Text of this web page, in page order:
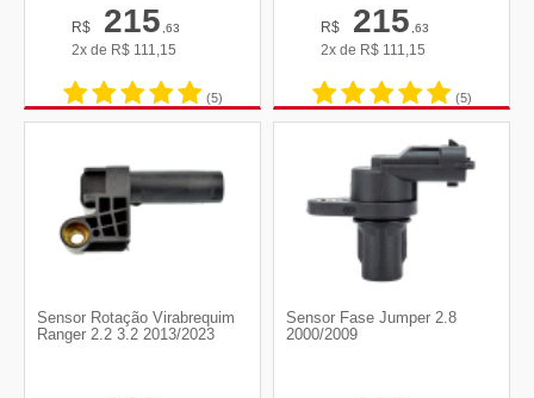
R$ 215,63
2x de R$ 111,15
(5)
R$ 215,63
2x de R$ 111,15
(5)
Sensor Rotação Virabrequim
Ranger 2.2 3.2 2013/2023
Sensor Fase Jumper 2.8
2000/2009